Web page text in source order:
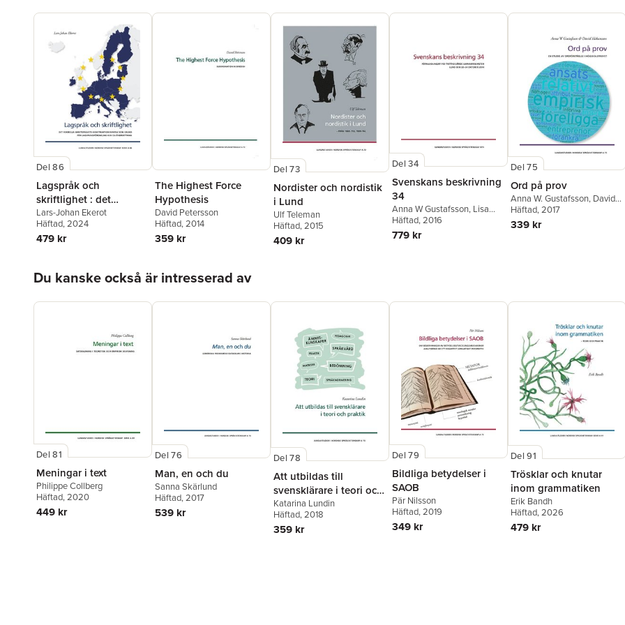
modal
contact
an
particle
Del 86
Lagspråk och
skriftlighet : det
formella skriftspråkets
konstruktionssyntax
som grund för
och EU-översättning
Lars-Johan Ekerot
Häftad, 2024
479 kr
The Highest Force
Hypothesis
David Petersson
Häftad, 2014
359 kr
Del 73
Nordister och nordistik
i Lund
Ulf Teleman
Häftad, 2015
409 kr
Del 34
Svenskans beskrivning
34
Anna W Gustafsson, Lisa
Holm,Katarina Lundin
Henrik Rahm
Tronnier
Häftad, 2016
779 kr
Del 75
Ord på prov
Anna W. Gustafsson, David
Håkansson
Häftad, 2017
339 kr
Du kanske också är intresserad av
Del 81
Meningar i text
Philippe Collberg
Häftad, 2020
449 kr
Del 76
Man, en och du
Sanna Skärlund
Häftad, 2017
539 kr
Del 78
Att utbildas till
svensklärare i teori och
praktik
Katarina Lundin
Häftad, 2018
359 kr
Del 79
Bildliga betydelser i
SAOB
Pär Nilsson
Häftad, 2019
349 kr
Del 91
Trösklar och knutar
inom grammatiken
Erik Bandh
Häftad, 2026
479 kr